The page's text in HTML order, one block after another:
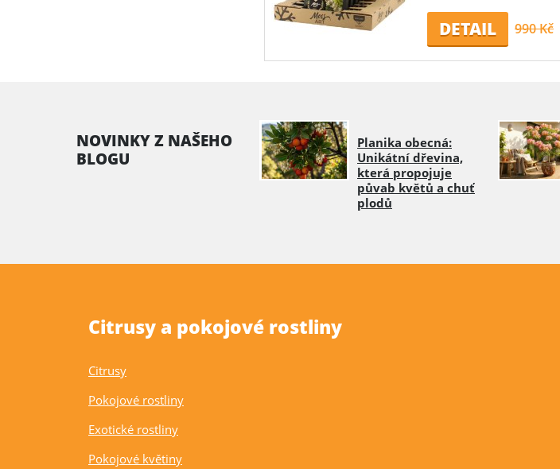
DETAIL 990 Kč
NOVINKY Z NAŠEHO
BLOGU
Planika obecná:
Unikátní dřevina,
která propojuje
půvab květů a chuť
plodů
Citrusy a pokojové rostliny
Citrusy
Pokojové rostliny
Exotické rostliny
Pokojové květiny